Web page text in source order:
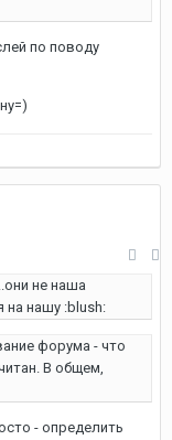
по поводу
не наша
на нашу :blush:
форума - что
В общем,
- определить